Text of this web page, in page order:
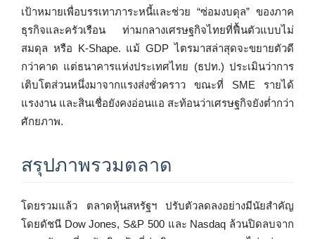
เป้าหมายเพื่อบรรเทาภาระหนี้และช่วย “ซ่อมงบดุล” ของภาค
ธุรกิจและครัวเรือน ท่ามกลางเศรษฐกิจไทยที่ฟื้นตัวแบบไม่
สมดุล หรือ K-Shape. แม้ GDP ไตรมาสล่าสุดจะขยายตัวดี
กว่าคาด แต่ธนาคารแห่งประเทศไทย (ธปท.) ประเมินว่าการ
เติบโตส่วนหนึ่งมาจากแรงส่งชั่วคราว ขณะที่ SME รายได้
แรงงาน และสินเชื่อยังคงอ่อนแอ สะท้อนว่าเศรษฐกิจยังต่ำกว่า
ศักยภาพ.
สรุปภาพรวมตลาด
โดยรวมแล้ว ตลาดหุ้นสหรัฐฯ ปรับตัวลดลงอย่างมีนัยสำคัญ
โดยดัชนี Dow Jones, S&P 500 และ Nasdaq ล้วนปิดลบจาก